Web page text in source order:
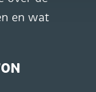
en wat